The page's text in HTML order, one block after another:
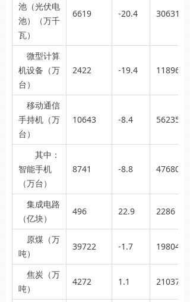
池（光伏电
池）（万千
瓦）
6619 -20.4 30631
微型计算
机设备（万
台）
2422 -19.4 11896
移动通信
手持机（万
台）
10643 -8.4 56235
其中：
智能手机
（万台）
8741 -8.8 47680
集成电路
（亿块）
496 22.9 2286
原煤（万
吨）
39722 -1.7 198043
焦炭（万
吨）
4272 1.1 21037